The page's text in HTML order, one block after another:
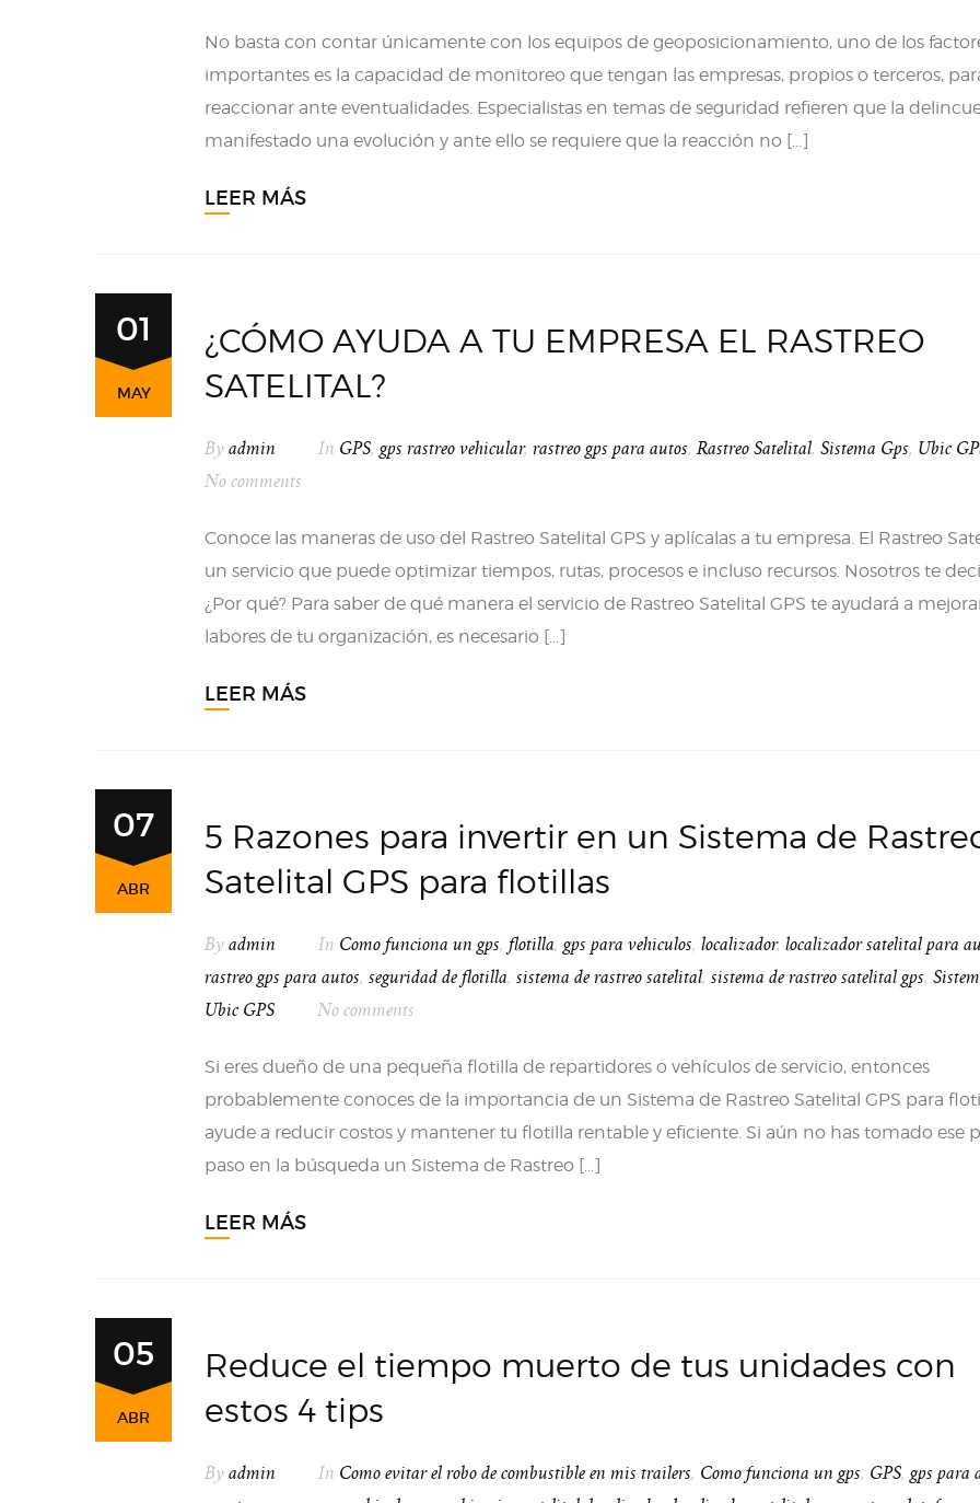
No basta con contar únicamente con los equipos de geoposicionamiento, uno de los
importantes es la capacidad de monitoreo que tengan las empresas, propios o terceros,
reaccionar ante eventualidades. Especialistas en temas de seguridad refieren que la
manifestado una evolución y ante ello se requiere que la reacción no […]
LEER MÁS
01
MAY
¿CÓMO AYUDA A TU EMPRESA EL RASTREO
SATELITAL?
By admin In GPS, gps rastreo vehicular, rastreo gps para autos, Rastreo Satelital, Sistema Gps, Ubic
No comments
Conoce las maneras de uso del Rastreo Satelital GPS y aplícalas a tu empresa. El Rastreo
un servicio que puede optimizar tiempos, rutas, procesos e incluso recursos. Nosotros te
¿Por qué? Para saber de qué manera el servicio de Rastreo Satelital GPS te ayudará a
labores de tu organización, es necesario […]
LEER MÁS
07
ABR
5 Razones para invertir en un Sistema de
Satelital GPS para flotillas
By admin In Como funciona un gps, flotilla, gps para vehiculos, localizador, localizador satelital para
rastreo gps para autos, seguridad de flotilla, sistema de rastreo satelital, sistema de rastreo satelital gps,
Ubic GPS
No comments
Si eres dueño de una pequeña flotilla de repartidores o vehículos de servicio, entonces
probablemente conoces de la importancia de un Sistema de Rastreo Satelital GPS para
ayude a reducir costos y mantener tu flotilla rentable y eficiente. Si aún no has tomado ese
paso en la búsqueda un Sistema de Rastreo […]
LEER MÁS
05
ABR
Reduce el tiempo muerto de tus unidades con
estos 4 tips
By admin In Como evitar el robo de combustible en mis trailers, Como funciona un gps, GPS, gps para